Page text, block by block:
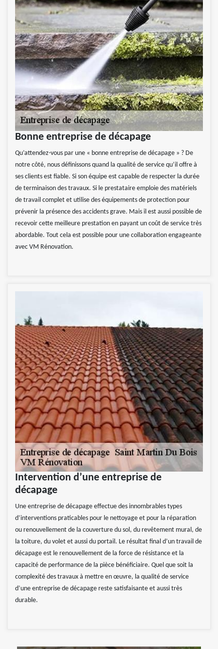
Bonne entreprise de décapage
Qu’attendez-vous par une « bonne entreprise de décapage » ? De
notre côté, nous définissons quand la qualité de service qu’il offre à
ses clients est fiable. Si son équipe est capable de respecter la durée
de terminaison des travaux. Si le prestataire emploie des matériels
de travail complet et utilise des équipements de protection pour
prévenir la présence des accidents grave. Mais il est aussi possible de
recevoir cette meilleure prestation en payant un coût de service très
abordable. Tout cela est possible pour une collaboration engageante
avec VM Rénovation.
Intervention d’une entreprise de
décapage
Une entreprise de décapage effectue des innombrables types
d’interventions praticables pour le nettoyage et pour la réparation
ou renouvellement de la couverture du sol, du revêtement mural, de
la toiture, du volet et aussi du portail. Le résultat final d’un travail de
décapage est le renouvellement de la force de résistance et la
capacité de performance de la pièce bénéficiaire. Quel que soit la
complexité des travaux à mettre en œuvre, la qualité de service
d’une entreprise de décapage reste satisfaisante et aussi très
durable.